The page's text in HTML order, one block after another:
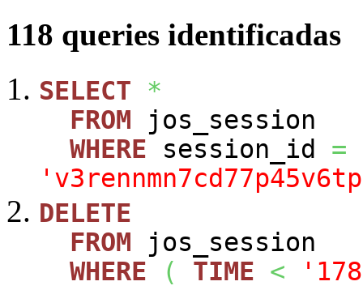
118 queries identificadas
SELECT
*
FROM jos_session
WHERE session_id =
DELETE
FROM jos_session
WHERE
( TIME <